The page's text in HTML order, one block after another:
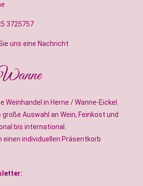
3725757
uns eine Nachricht
Weinhandel in Herne / Wanne-Eickel.
große Auswahl an Wein, Feinkost und
bis international.
einen individuellen Präsentkorb